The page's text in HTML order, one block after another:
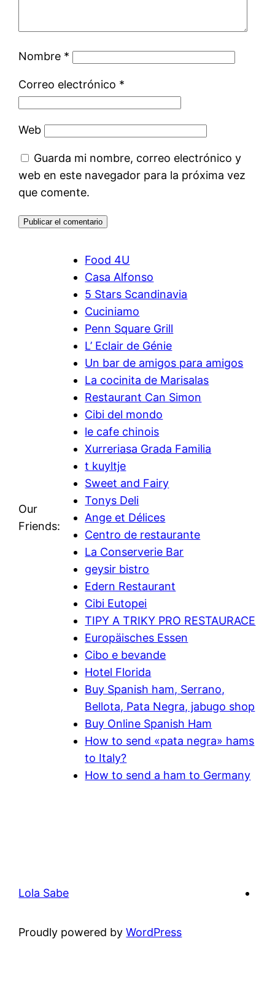
Nombre *
Correo electrónico *
Web
Guarda mi nombre, correo electrónico y
web en este navegador para la próxima vez
que comente.
Our
Friends:
Food 4U
Casa Alfonso
5 Stars Scandinavia
Cuciniamo
Penn Square Grill
L’ Eclair de Génie
Un bar de amigos para amigos
La cocinita de Marisalas
Restaurant Can Simon
Cibi del mondo
le cafe chinois
Xurreriasa Grada Familia
t kuyltje
Sweet and Fairy
Tonys Deli
Ange et Délices
Centro de restaurante
La Conserverie Bar
geysir bistro
Edern Restaurant
Cibi Eutopei
TIPY A TRIKY PRO RESTAURACE
Europäisches Essen
Cibo e bevande
Hotel Florida
Buy Spanish ham, Serrano,
Bellota, Pata Negra, jabugo shop
Buy Online Spanish Ham
How to send «pata negra» hams
to Italy?
How to send a ham to Germany
Lola Sabe
Proudly powered byWordPress